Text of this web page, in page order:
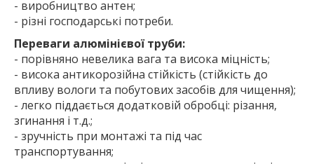
- виробництво антен;
- різні господарські потреби.
Переваги алюмінієвої труби:
- порівняно невелика вага та висока міцність;
- висока антикорозійна стійкість (стійкість до
впливу вологи та побутових засобів для чищення);
- легко піддається додатковій обробці: різання,
згинання і т.д.;
- зручність при монтажі та під час
транспортування;